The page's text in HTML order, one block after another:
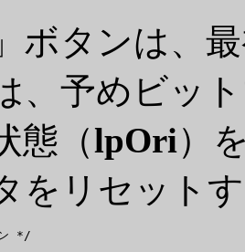
ボタンは、
、予めビッ
態（lpOri）
をリセット
*/